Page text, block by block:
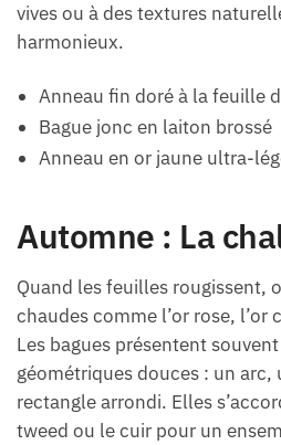
vives ou à des textures
harmonieux.
Anneau fin doré à la feuille
Bague jonc en laiton brossé
Anneau en or jaune ultra-
Automne : La
Quand les feuilles rougissent,
chaudes comme l’or rose, l’or
Les bagues présentent
géométriques douces : un
rectangle arrondi. Elles
tweed ou le cuir pour un